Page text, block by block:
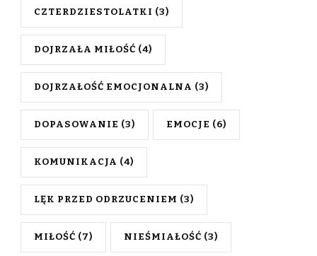
CZTERDZIESTOLATKI (3)
DOJRZAŁA MIŁOŚĆ (4)
DOJRZAŁOŚĆ EMOCJONALNA (3)
DOPASOWANIE (3) EMOCJE (6)
KOMUNIKACJA (4)
LĘK PRZED ODRZUCENIEM (3)
MIŁOŚĆ (7) NIEŚMIAŁOŚĆ (3)